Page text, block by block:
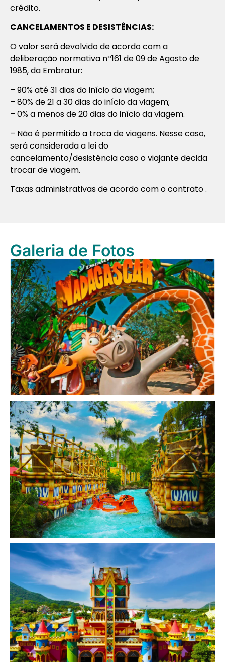
crédito.
CANCELAMENTOS E DESISTÊNCIAS:
O valor será devolvido de acordo com a
deliberação normativa nº161 de 09 de Agosto de
1985, da Embratur:
– 90% até 31 dias do início da viagem;
– 80% de 21 a 30 dias do início da viagem;
– 0% a menos de 20 dias do início da viagem.
– Não é permitido a troca de viagens. Nesse caso,
será considerada a lei do
cancelamento/desistência caso o viajante decida
trocar de viagem.
Taxas administrativas de acordo com o contrato .
Galeria de Fotos